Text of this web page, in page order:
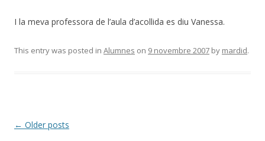
I la meva professora de l’aula d’acollida es diu Vanessa.
This entry was posted in Alumnes on 9 novembre 2007 by mardid.
Post
← Older posts